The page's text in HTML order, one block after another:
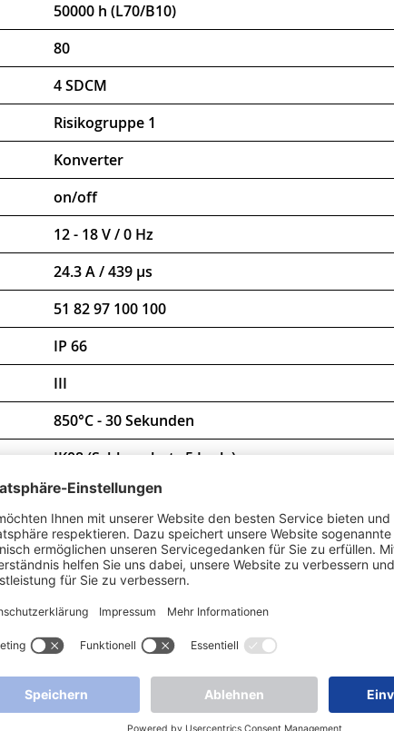
50000 h (L70/B10)
80
4 SDCM
Risikogruppe 1
Konverter
on/off
12 - 18 V / 0 Hz
24.3 A / 439 µs
51 82 97 100 100
IP 66
III
850°C - 30 Sekunden
IK08 (Schlagschutz 5 Joule)
-20 °C bis +30 °C
D-Zeichen
CE